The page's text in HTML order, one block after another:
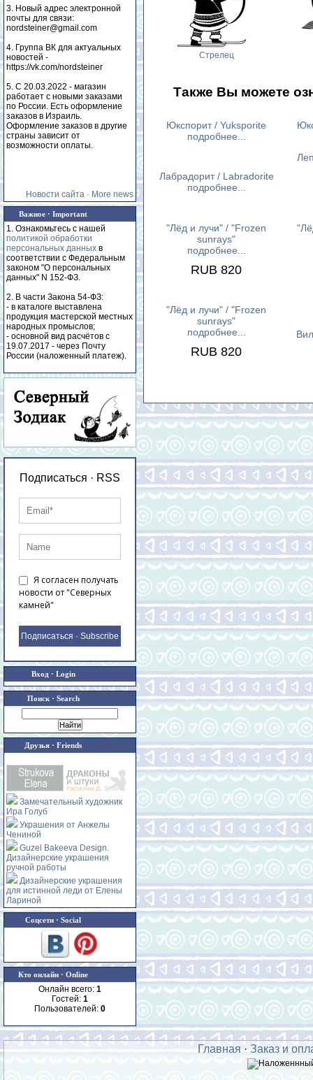
3. Новый адрес электронной
почты для связи:
nordsteiner@gmail.com
4. Группа ВК для актуальных
новостей -
https://vk.com/nordsteiner
5. С 20.03.2022 - магазин
работает с новыми заказами
по России. Есть оформление
заказов в Израиль.
Оформление заказов в другие
страны зависит от
возможности оплаты.
Новости сайта · More news
Важное · Important
1. Ознакомьтесь с нашей
политикой обработки
персональных данных в
соответствии с Федеральным
законом "О персональных
данных" N 152-ФЗ.
2. В части Закона 54-ФЗ:
- в каталоге выставлена
продукция мастерской местных
народных промыслов;
- основной вид расчётов с
19.07.2017 - через Почту
России (наложенный платеж).
Подписаться · RSS
Я согласен получать
новости от "Северных
камней"
Подписаться · Subscribe
Вход · Login
Поиск · Search
Друзья · Friends
Замечательный художник
Ира Голуб
Украшения от Анжелы
Чениной
Guzel Bakeeva Design.
Дизайнерские украшения
ручной работы
Дизайнерские украшения
для истинной леди от Елены
Лариной
Соцсети · Social
Кто онлайн · Online
Онлайн всего: 1
Гостей: 1
Пользователей: 0
Стрелец
Также Вы можете
Юкспорит / Yuksporite
подробнее...
Лабрадорит / Labradorite
подробнее...
"Лёд и лучи" / "Frozen
sunrays"
подробнее...
RUB 820
"Лёд и лучи" / "Frozen
sunrays"
подробнее...
RUB 820
Главная · Заказ и